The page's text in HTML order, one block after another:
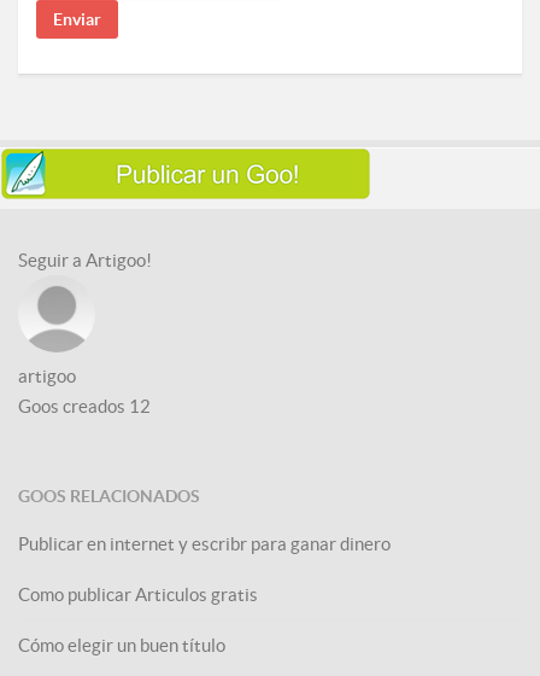
Seguir a Artigoo!
artigoo
Goos creados 12
GOOS RELACIONADOS
Publicar en internet y escribr para ganar dinero
Como publicar Articulos gratis
Cómo elegir un buen título